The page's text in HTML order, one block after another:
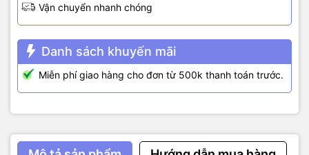
Vận chuyển nhanh chóng
Danh sách khuyến mãi
Miễn phí giao hàng cho đơn từ 500k thanh toán trước.